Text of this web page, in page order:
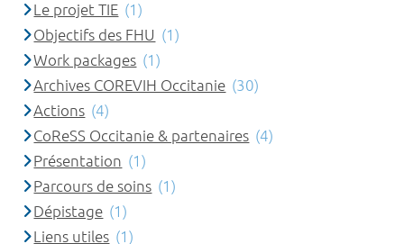
Le projet TIE (1)
Objectifs des FHU (1)
Work packages (1)
Archives COREVIH Occitanie (30)
Actions (4)
CoReSS Occitanie & partenaires (4)
Présentation (1)
Parcours de soins (1)
Dépistage (1)
Liens utiles (1)